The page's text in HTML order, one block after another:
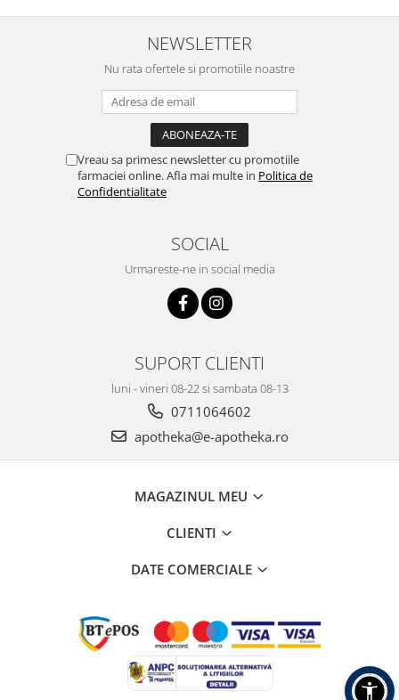
NEWSLETTER
Nu rata ofertele si promotiile noastre
Vreau sa primesc newsletter cu promotiile
farmaciei online. Afla mai multe in Politica de
Confidentialitate
SOCIAL
Urmareste-ne in social media
SUPORT CLIENTI
luni - vineri 08-22 si sambata 08-13
0711064602
apotheka@e-apotheka.ro
MAGAZINUL MEU
CLIENTI
DATE COMERCIALE